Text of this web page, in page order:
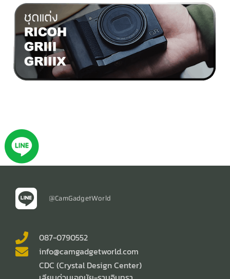
@CamGadgetWorld
087-0790552
info@camgadgetworld.com
CDC (Crystal Design Center)